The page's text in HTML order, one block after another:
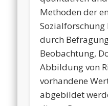
Methoden der
durch
Beobachtung,
Abbildung von
vorhandene
abgebildet